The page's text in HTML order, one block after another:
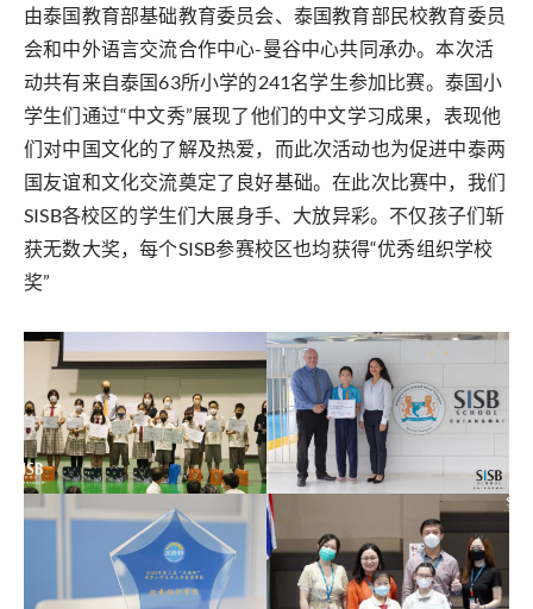
由泰国教育部基础教育委员会、泰国教育部民校教育委员
会和中外语言交流合作中心-曼谷中心共同承办。本次活
动共有来自泰国63所小学的241名学生参加比赛。泰国小
学生们通过“中文秀”展现了他们的中文学习成果，表现他
们对中国文化的了解及热爱，而此次活动也为促进中泰两
国友谊和文化交流奠定了良好基础。在此次比赛中，我们
SISB各校区的学生们大展身手、大放异彩。不仅孩子们斩
获无数大奖，每个SISB参赛校区也均获得“优秀组织学校
奖”